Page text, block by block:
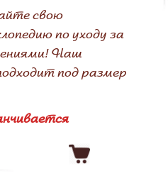
свою
по уходу за
Наш
под размер